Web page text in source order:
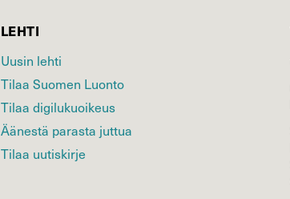
LEHTI
Uusin lehti
Tilaa Suomen Luonto
Tilaa digilukuoikeus
Äänestä parasta juttua
Tilaa uutiskirje